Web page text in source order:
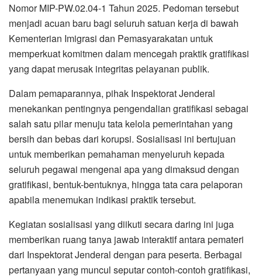
Nomor MIP-PW.02.04-1 Tahun 2025. Pedoman tersebut
menjadi acuan baru bagi seluruh satuan kerja di bawah
Kementerian Imigrasi dan Pemasyarakatan untuk
memperkuat komitmen dalam mencegah praktik gratifikasi
yang dapat merusak integritas pelayanan publik.
Dalam pemaparannya, pihak Inspektorat Jenderal
menekankan pentingnya pengendalian gratifikasi sebagai
salah satu pilar menuju tata kelola pemerintahan yang
bersih dan bebas dari korupsi. Sosialisasi ini bertujuan
untuk memberikan pemahaman menyeluruh kepada
seluruh pegawai mengenai apa yang dimaksud dengan
gratifikasi, bentuk-bentuknya, hingga tata cara pelaporan
apabila menemukan indikasi praktik tersebut.
Kegiatan sosialisasi yang diikuti secara daring ini juga
memberikan ruang tanya jawab interaktif antara pemateri
dari Inspektorat Jenderal dengan para peserta. Berbagai
pertanyaan yang muncul seputar contoh-contoh gratifikasi,